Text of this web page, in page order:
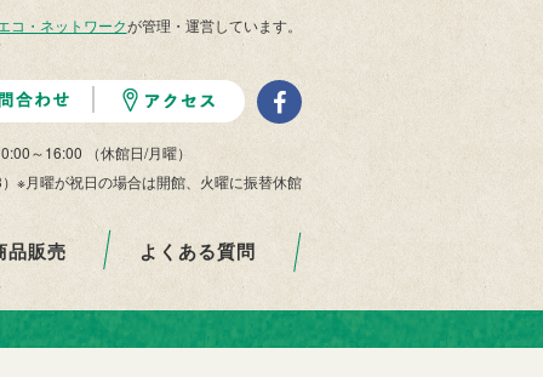
コ・ネットワークが管理・運営しています。
～16:00 （休館日/月曜）
※月曜が祝日の場合は開館、火曜に振替休館
品販売 よくある質問